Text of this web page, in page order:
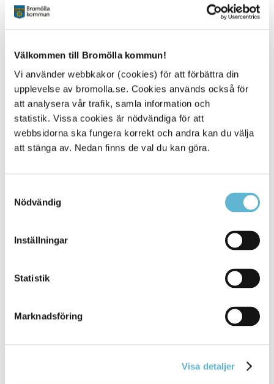
Välkommen till Bromölla kommun!
Vi använder webbkakor (cookies) för att förbättra din
upplevelse av bromolla.se. Cookies används också för
att analysera vår trafik, samla information och
statistik. Vissa cookies är nödvändiga för att
webbsidorna ska fungera korrekt och andra kan du välja
att stänga av. Nedan finns de val du kan göra.
Nödvändig
Inställningar
Statistik
Marknadsföring
Visa detaljer
Alla platser
KONTAKT
Besöksadress
Box 18, 295 21 Bromölla